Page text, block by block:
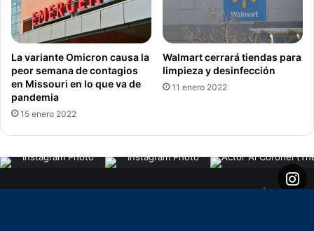
La variante Omicron causa la
peor semana de contagios
en Missouri en lo que va de
pandemia
15 enero 2022
Walmart cerrará tiendas para
limpieza y desinfección
11 enero 2022